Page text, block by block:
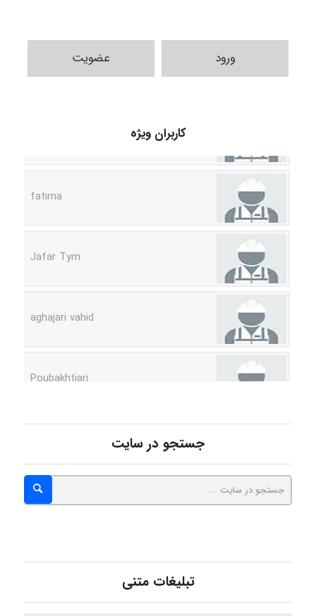
ورود عضویت
کاربران ویژه
hosein abdolvand
جستجو در سایت
تبلیغات متنی